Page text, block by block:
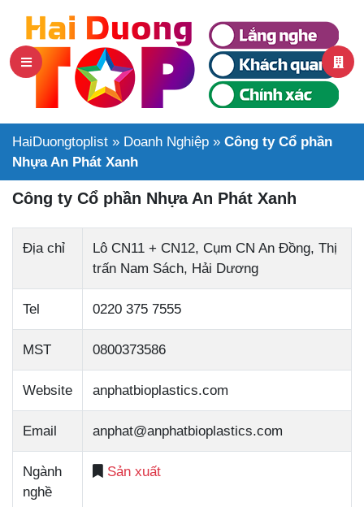
HaiDuongtoplist » Doanh Nghiệp » Công ty Cổ phần
Nhựa An Phát Xanh
Công ty Cổ phần Nhựa An Phát Xanh
Địa chỉ
Lô CN11 + CN12, Cụm CN An Đồng, Thị
trấn Nam Sách, Hải Dương
Tel 0220 375 7555
MST 0800373586
Website anphatbioplastics.com
Email anphat@anphatbioplastics.com
Ngành
nghề
Sản xuất